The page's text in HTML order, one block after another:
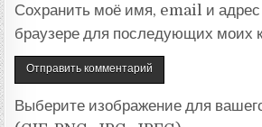
Сохранить моё имя, email и адрес
браузере для последующих моих
Выберите изображение для